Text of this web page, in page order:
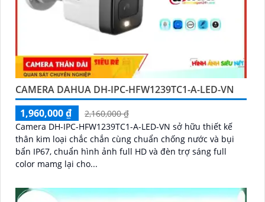
CAMERA DAHUA DH-IPC-HFW1239TC1-A-LED-VN
1,960,000 ₫
2,160,000 ₫
Camera DH-IPC-HFW1239TC1-A-LED-VN sở hữu thiết kế
thân kim loại chắc chắn cùng chuẩn chống nước và bụi
bẩn IP67, chuẩn hình ảnh full HD và đèn trợ sáng full
color mamg lại cho...